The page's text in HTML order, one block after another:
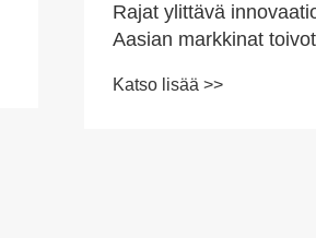
Rajat ylittävä
Aasian markkinat
väkevien
Katso lisää >>